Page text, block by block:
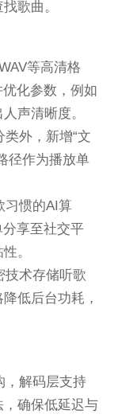
歌曲。
等高清格
化参数，例如
声清晰度。
外，新增“文
径作为播放单
习惯的AI算
享至社交平
。
技术存储听歌
低后台功耗，
，解码层支持
确保低延迟与